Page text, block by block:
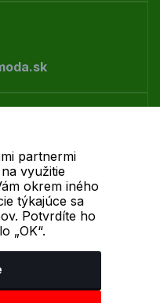
informácie|Spracovanie
partnermi
využitie
okrem iného
týkajúce sa
Potvrdíte ho
„OK“.